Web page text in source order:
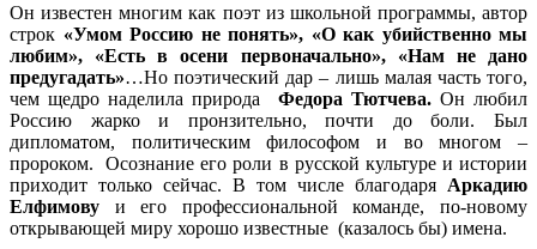
Он известен многим как поэт из школьной программы, автор
строк «Умом Россию не понять», «О как убийственно мы
любим», «Есть в осени первоначально», «Нам не дано
предугадать»…Но поэтический дар – лишь малая часть того,
чем щедро наделила природа
Федора Тютчева.Он любил
Россию жарко и пронзительно, почти до боли. Был
дипломатом, политическим философом и во многом –
пророком. Осознание его роли в русской культуре и истории
приходит только сейчас. В том числе благодаря Аркадию
Елфимову и его профессиональной команде, по-новому
открывающей миру хорошо известные (казалось бы) имена.